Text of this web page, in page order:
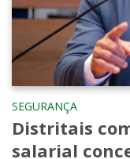
SEGURANÇA
Distritais
salarial